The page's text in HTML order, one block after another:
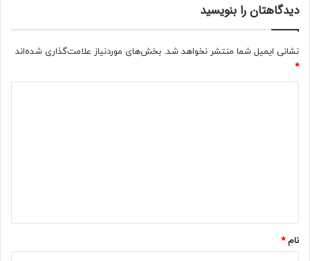
دیدگاهتان را بنویسید
نشانی ایمیل شما منتشر نخواهد شد. بخش‌های موردنیاز علامت‌گذاری شده‌اند
*
نام*